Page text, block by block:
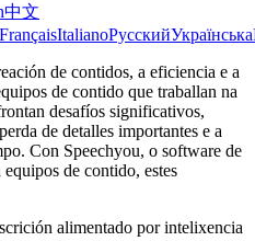
中文
FrançaisItalianoРусскийУкраїнська
de contidos, a eficiencia e a
de contido que traballan na
desafíos significativos,
de detalles importantes e a
Con Speechyou, o software de
de contido, estes
alimentado por intelixencia